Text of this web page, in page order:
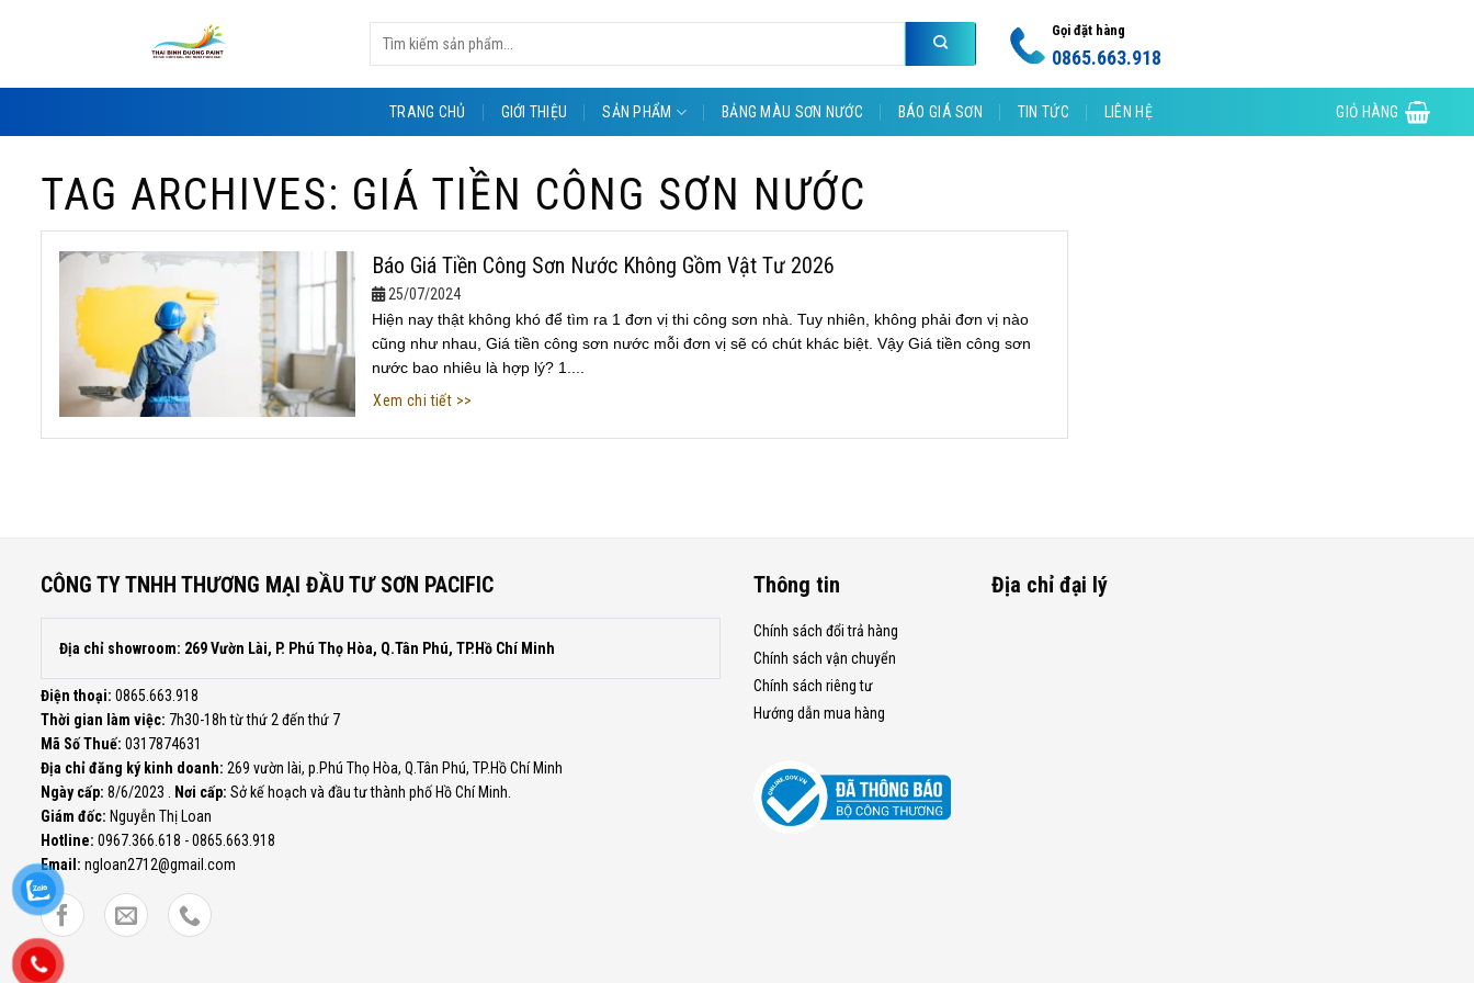
Tìm
kiếm:
Gọi đặt hàng
0865.663.918
TRANG CHỦ GIỚI THIỆU SẢN PHẨM BẢNG MÀU SƠN NƯỚC BÁO GIÁ SƠN TIN TỨC LIÊN HỆ GIỎ HÀNG
TAG ARCHIVES: GIÁ TIỀN CÔNG SƠN NƯỚC
Báo Giá Tiền Công Sơn Nước Không Gồm Vật Tư 2026
25/07/2024
Hiện nay thật không khó để tìm ra 1 đơn vị thi công sơn nhà. Tuy nhiên, không phải đơn vị nào
cũng như nhau, Giá tiền công sơn nước mỗi đơn vị sẽ có chút khác biệt. Vậy Giá tiền công sơn
nước bao nhiêu là hợp lý? 1....
Xem chi tiết >>
CÔNG TY TNHH THƯƠNG MẠI ĐẦU TƯ SƠN PACIFIC
Địa chỉ showroom: 269 Vườn Lài, P. Phú Thọ Hòa, Q.Tân Phú, TP.Hồ Chí Minh
Điện thoại: 0865.663.918
Thời gian làm việc: 7h30-18h từ thứ 2 đến thứ 7
Mã Số Thuế: 0317874631
Địa chỉ đăng ký kinh doanh: 269 vườn lài, p.Phú Thọ Hòa, Q.Tân Phú, TP.Hồ Chí Minh
Ngày cấp: 8/6/2023 . Nơi cấp: Sở kế hoạch và đầu tư thành phố Hồ Chí Minh.
Giám đốc: Nguyễn Thị Loan
Hotline: 0967.366.618 - 0865.663.918
Email: ngloan2712@gmail.com
Thông tin
Chính sách đổi trả hàng
Chính sách vận chuyển
Chính sách riêng tư
Hướng dẫn mua hàng
Địa chỉ đại lý